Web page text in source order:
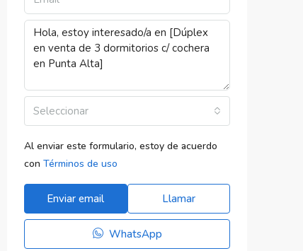
Seleccionar
Al enviar este formulario, estoy de acuerdo
con Términos de uso
Enviar email Llamar
WhatsApp